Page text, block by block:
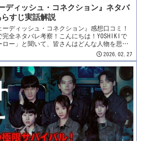
ィッシュ・コネクション』ネタバ
すじ実話解説
ディッシュ・コネクション』感想口コミ！
全ネタバレ考察！こんにちは！YOSHIKIで
ー」と聞いて、皆さんはどんな人物を思い
中を駆け抜ける勇敢な兵士？ それとも、自ら
をかくまった『シンドラーのリスト』のよう
回紹介する映画の主人公は、地下室でカーデ
の書類にハンコを押している「ただの地味な
」なんです。本日紹介するのは、Netflixで全
や、予想外の大ヒットを記録して世界中を熱
ンドラマ……映画『スウェーディッシュ・コ
Den svenska länken）です！本作は、第二次
スト（ユダヤ人大虐殺）を背景にしながら
暴力」を一切使わず、「官僚的な手続き」と
で数万人ものユダヤ人の命を救った、スウェ
ェスタ・エングセルの知られざる驚愕の実話
2026.02.27